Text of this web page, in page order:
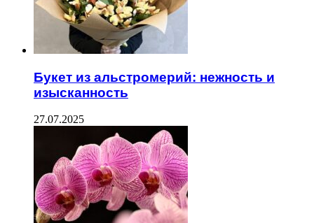
Букет из альстромерий: нежность и
изысканность
27.07.2025